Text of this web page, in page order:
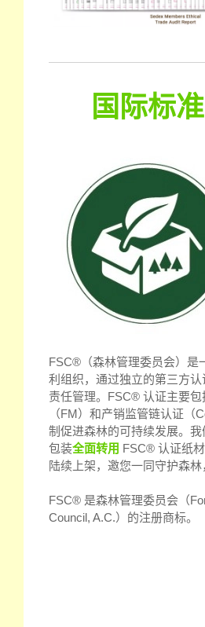
国际标
FSC®（森林管理委员会）是
利组织，通过独立的第三方
责任管理。FSC® 认证主要包
（FM）和产销监管链认证（
制促进森林的可持续发展。
包装全面转用 FSC® 认证纸
陆续上架，邀您一同守护森林
FSC® 是森林管理委员会（
Council, A.C.）的注册商标。